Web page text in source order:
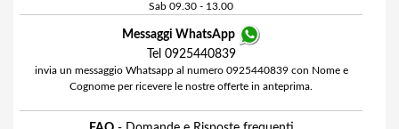
Sab 09.30 - 13.00
Messaggi WhatsApp
Tel 0925440839
invia un messaggio Whatsapp al numero 0925440839 con Nome e
Cognome per ricevere le nostre offerte in anteprima.